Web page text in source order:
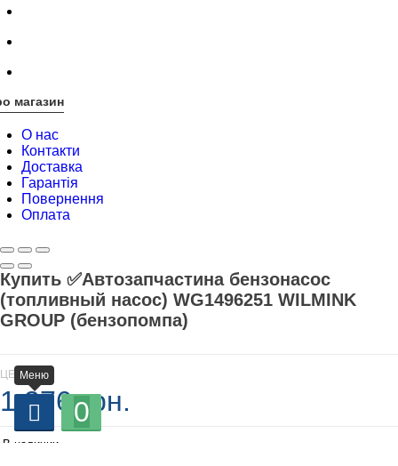
магазин
О нас
Контакти
Доставка
Гарантія
Повернення
Оплата
Купить ✅Автозапчастина бензонасос
(топливный насос) WG1496251 WILMINK
GROUP (бензопомпа)
ЦЕНА
1 376 грн.
В наличии
Меню
0